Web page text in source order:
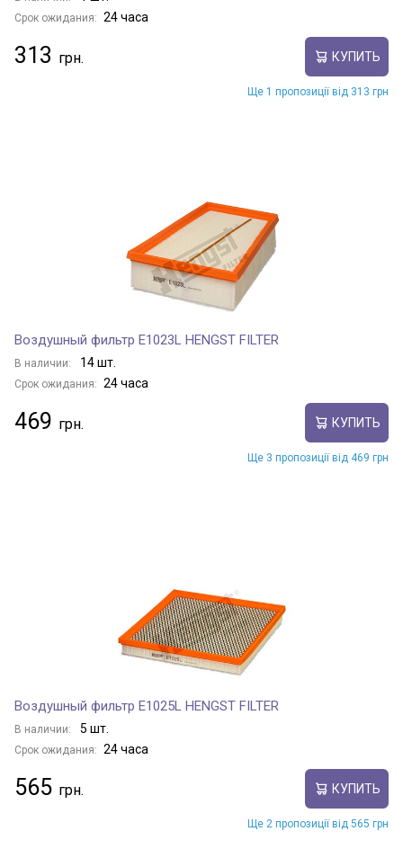
Срок ожидания: 24 часа
313 КУПИТЬ
Ще 1 пропозиції від 313 грн
Воздушный фильтр E1023L HENGST FILTER
В наличии: 14 шт.
Срок ожидания: 24 часа
469 КУПИТЬ
Ще 3 пропозиції від 469 грн
Воздушный фильтр E1025L HENGST FILTER
В наличии: 5 шт.
Срок ожидания: 24 часа
565 КУПИТЬ
Ще 2 пропозиції від 565 грн